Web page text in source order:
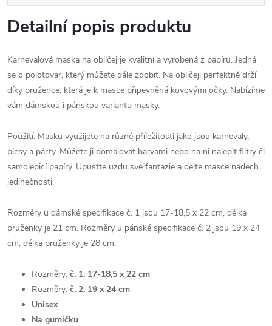
Detailní popis produktu
Karnevalová maska na obličej je kvalitní a vyrobená z papíru. Jedná
se o polotovar, který můžete dále zdobit. Na obličeji perfektně drží
díky pružence, která je k masce připevněná kovovými očky. Nabízíme
vám dámskou i pánskou variantu masky.
Použití: Masku využijete na různé příležitosti jako jsou karnevaly,
plesy a párty. Můžete ji domalovat barvami nebo na ni nalepit flitry či
samolepicí papíry. Upusťte uzdu své fantazie a dejte masce nádech
jedinečnosti.
Rozměry u dámské specifikace č. 1 jsou 17-18,5 x 22 cm, délka
pruženky je 21 cm. Rozměry u pánské specifikace č. 2 jsou 19 x 24
cm, délka pruženky je 28 cm.
Rozměry: č. 1: 17-18,5 x 22 cm
Rozměry: č. 2: 19 x 24 cm
Unisex
Na gumičku